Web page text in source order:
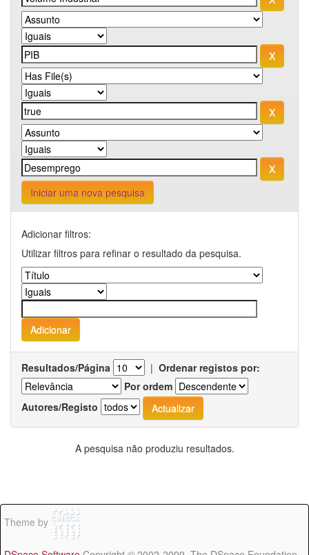
Iniciar uma nova pesquisa
Adicionar filtros:
Utilizar filtros para refinar o resultado da pesquisa.
Resultados/Página | Ordenar registos por:
Por ordem
Autores/Registo
A pesquisa não produziu resultados.
Theme by